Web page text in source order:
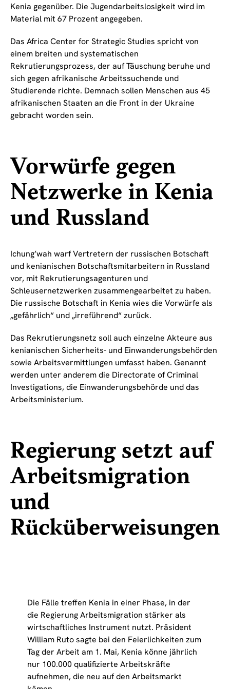
Kenia gegenüber. Die Jugendarbeitslosigkeit wird im
Material mit 67 Prozent angegeben.
Das Africa Center for Strategic Studies spricht von
einem breiten und systematischen
Rekrutierungsprozess, der auf Täuschung beruhe und
sich gegen afrikanische Arbeitssuchende und
Studierende richte. Demnach sollen Menschen aus 45
afrikanischen Staaten an die Front in der Ukraine
gebracht worden sein.
Vorwürfe gegen
Netzwerke in Kenia
und Russland
Ichung’wah warf Vertretern der russischen Botschaft
und kenianischen Botschaftsmitarbeitern in Russland
vor, mit Rekrutierungsagenturen und
Schleusernetzwerken zusammengearbeitet zu haben.
Die russische Botschaft in Kenia wies die Vorwürfe als
„gefährlich“ und „irreführend“ zurück.
Das Rekrutierungsnetz soll auch einzelne Akteure aus
kenianischen Sicherheits- und Einwanderungsbehörden
sowie Arbeitsvermittlungen umfasst haben. Genannt
werden unter anderem die Directorate of Criminal
Investigations, die Einwanderungsbehörde und das
Arbeitsministerium.
Regierung setzt auf
Arbeitsmigration
und
Rücküberweisungen
Die Fälle treffen Kenia in einer Phase, in der
die Regierung Arbeitsmigration stärker als
wirtschaftliches Instrument nutzt. Präsident
William Ruto sagte bei den Feierlichkeiten zum
Tag der Arbeit am 1. Mai, Kenia könne jährlich
nur 100.000 qualifizierte Arbeitskräfte
aufnehmen, die neu auf den Arbeitsmarkt